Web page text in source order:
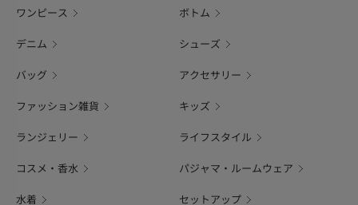
ワンピース ボトム
デニム シューズ
バッグ アクセサリー
ファッション雑貨 キッズ
ランジェリー ライフスタイル
コスメ・香水 パジャマ・ルームウェア
水着 セットアップ